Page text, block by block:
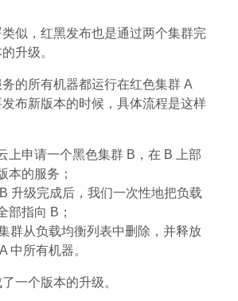
似，红黑发布也是通过两个集群完
升级。
的所有机器都运行在红色集群 A
布新版本的时候，具体流程是这样
上申请一个黑色集群 B，在 B 上部
本的服务；
升级完成后，我们一次性地把负载
部指向 B；
群从负载均衡列表中删除，并释放
中所有机器。
一个版本的升级。